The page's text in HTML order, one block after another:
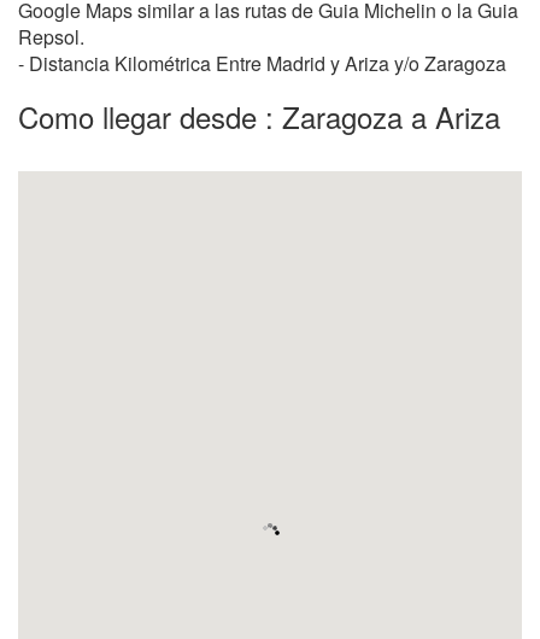
Google Maps similar a las rutas de Guia Michelin o la Guia
Repsol.
- Distancia Kilométrica Entre Madrid y Ariza y/o Zaragoza
Como llegar desde : Zaragoza a Ariza